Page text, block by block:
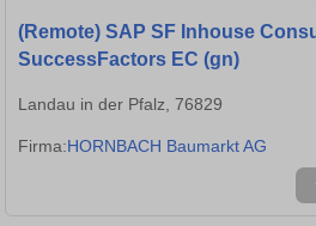
(Remote) SAP SF Inhouse
SuccessFactors EC (gn)
Landau in der Pfalz, 76829
Firma:HORNBACH Baumarkt AG